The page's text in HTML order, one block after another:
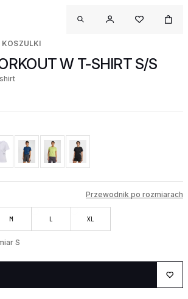
KOSZULKI
W T-SHIRT S/S
Przewodnik po rozmiarach
M L XL
S